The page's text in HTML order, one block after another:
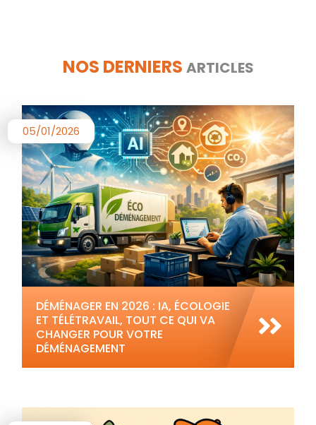
NOS DERNIERS ARTICLES
05/01/2026
DÉMÉNAGER EN 2026 : IA, ÉCOLOGIE
ET TÉLÉTRAVAIL, TOUT CE QUI VA
CHANGER POUR VOTRE
DÉMÉNAGEMENT